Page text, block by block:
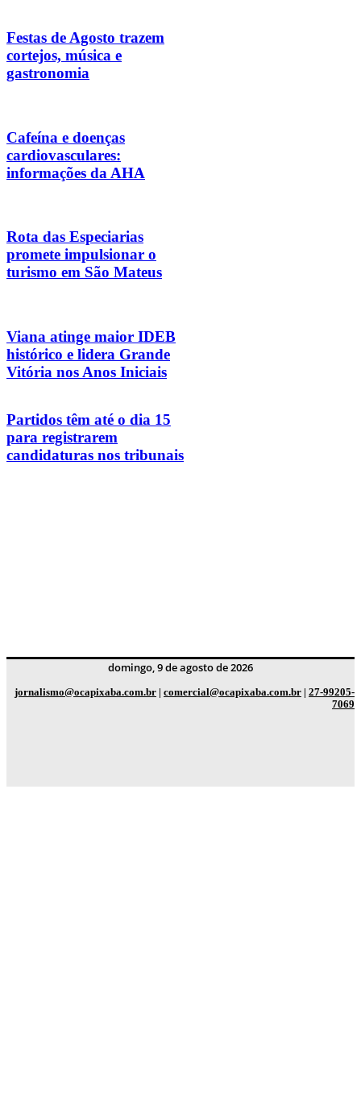
Festas de Agosto trazem
cortejos, música e
gastronomia
Cafeína e doenças
cardiovasculares:
informações da AHA
Rota das Especiarias
promete impulsionar o
turismo em São Mateus
Viana atinge maior IDEB
histórico e lidera Grande
Vitória nos Anos Iniciais
Partidos têm até o dia 15
para registrarem
candidaturas nos tribunais
domingo, 9 de agosto de 2026
jornalismo@ocapixaba.com.br | comercial@ocapixaba.com.br | 27-99205-
7069